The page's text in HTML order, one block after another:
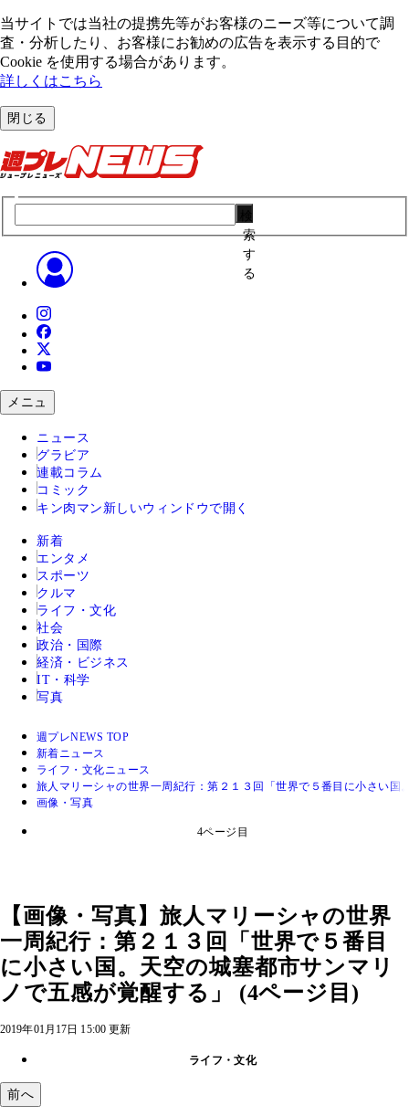
当サイトでは当社の提携先等がお客様のニーズ等について調
査・分析したり、お客様にお勧めの広告を表⽰する⽬的で
Cookie を使⽤する場合があります。
詳しくはこちら
閉じる
索
す
る
メニュ
ニュース
グラビア
連載コラム
コミック
キン肉マン 新しいウィンドウで開く
新着
エンタメ
スポーツ
クルマ
ライフ・文化
社会
政治・国際
経済・ビジネス
IT・科学
写真
週プレNEWS TOP
新着ニュース
ライフ・文化ニュース
旅人マリーシャの世界一周紀行：第２１３回「世界で５番目に小さい
画像・写真
4ページ目
【画像・写真】旅人マリーシャの世界
一周紀行：第２１３回「世界で５番目
に小さい国。天空の城塞都市サンマリ
ノで五感が覚醒する」 (4ページ目)
2019年01月17日 15:00 更新
ライフ・文化
前へ